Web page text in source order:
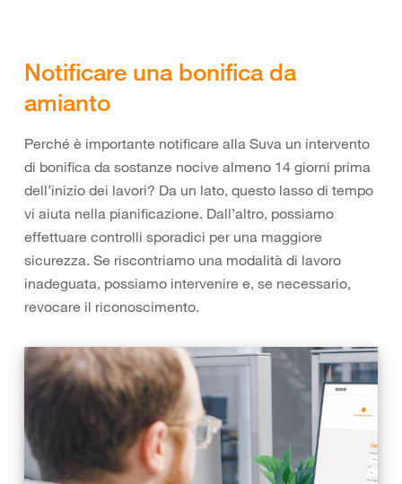
Notificare una bonifica da
amianto
Perché è importante notificare alla Suva un intervento
di bonifica da sostanze nocive almeno 14 giorni prima
dell’inizio dei lavori? Da un lato, questo lasso di tempo
vi aiuta nella pianificazione. Dall’altro, possiamo
effettuare controlli sporadici per una maggiore
sicurezza. Se riscontriamo una modalità di lavoro
inadeguata, possiamo intervenire e, se necessario,
revocare il riconoscimento.